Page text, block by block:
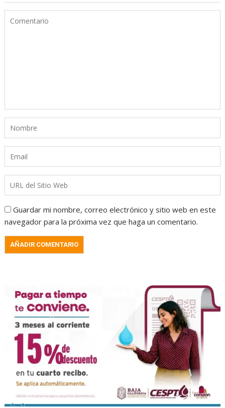
Guardar mi nombre, correo electrónico y sitio web en este
navegador para la próxima vez que haga un comentario.